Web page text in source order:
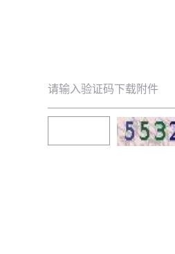
请输入验证码下载附件